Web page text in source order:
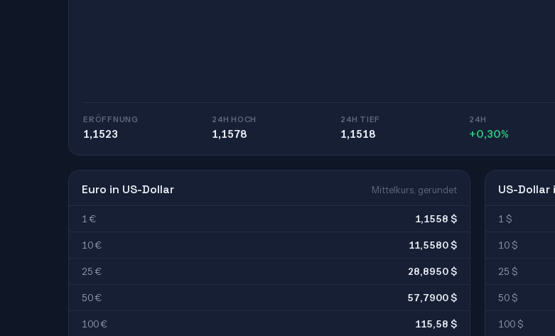
ERÖFFNUNG
1,1523
24H HOCH
1,1578
24H TIEF
1,1518
24H
+0,30%
Euro in US-Dollar Mittelkurs, gerundet
1 € 1,1558 $
10 € 11,5580 $
25 € 28,8950 $
50 € 57,7900 $
100 € 115,58 $
US-Dollar
1 $
10 $
25 $
50 $
100 $